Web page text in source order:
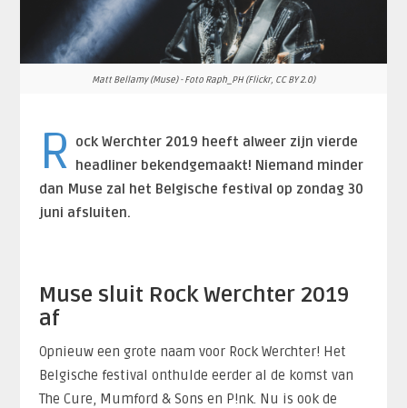
Matt Bellamy (Muse) - Foto Raph_PH (Flickr, CC BY 2.0)
R ock Werchter 2019 heeft alweer zijn vierde
headliner bekendgemaakt! Niemand minder
dan Muse zal het Belgische festival op zondag 30
juni afsluiten.
Muse sluit Rock Werchter 2019
af
Opnieuw een grote naam voor Rock Werchter! Het
Belgische festival onthulde eerder al de komst van
The Cure, Mumford & Sons en P!nk. Nu is ook de